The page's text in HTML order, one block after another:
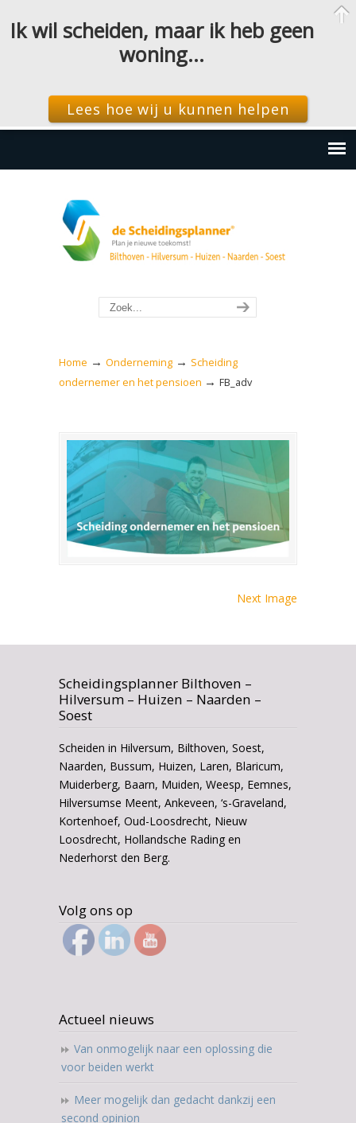
Home → Onderneming → Scheiding
ondernemer en het pensioen → FB_adv
Next Image
Scheidingsplanner Bilthoven –
Hilversum – Huizen – Naarden –
Soest
Scheiden in Hilversum, Bilthoven, Soest,
Naarden, Bussum, Huizen, Laren, Blaricum,
Muiderberg, Baarn, Muiden, Weesp, Eemnes,
Hilversumse Meent, Ankeveen, ‘s-Graveland,
Kortenhoef, Oud-Loosdrecht, Nieuw
Loosdrecht, Hollandsche Rading en
Nederhorst den Berg.
Volg ons op
Actueel nieuws
Van onmogelijk naar een oplossing die
voor beiden werkt
Meer mogelijk dan gedacht dankzij een
second opinion
Ik wil scheiden, maar ik heb geen
woning…
Lees hoe wij u kunnen helpen